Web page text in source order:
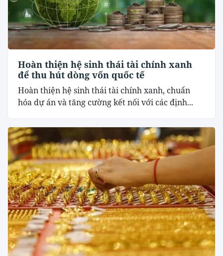
Hoàn thiện hệ sinh thái tài chính xanh
để thu hút dòng vốn quốc tế
Hoàn thiện hệ sinh thái tài chính xanh, chuẩn
hóa dự án và tăng cường kết nối với các định...